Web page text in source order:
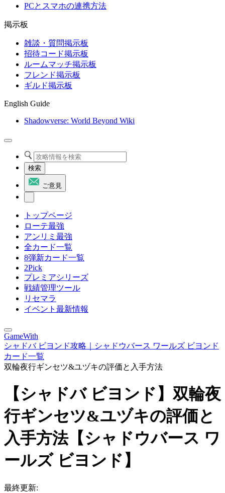
PCとスマホの連携方法
掲示板
雑談・質問掲示板
招待コード掲示板
ルームマッチ掲示板
フレンド掲示板
ギルド掲示板
English Guide
Shadowverse: World Beyond Wiki
検索
ご意見
トップページ
ローテ最強
アンリミ最強
全カード一覧
8弾新カード一覧
2Pick
プレミアシリーズ
戦績管理ツール
リセマラ
イベント最新情報
GameWith
シャドバ ビヨンド攻略｜シャドウバース ワールズ ビヨンド
カード一覧
双輪夜行ギンセツ&ユヅキの評価と入手方法
【シャドバ ビヨンド】双輪夜
行ギンセツ&ユヅキの評価と
入手方法【シャドウバース ワ
ールズ ビヨンド】
最終更新: